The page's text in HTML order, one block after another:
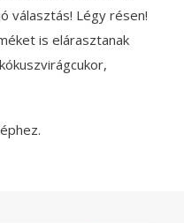
választás! Légy résen!
is elárasztanak